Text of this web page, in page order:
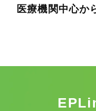
医療機関中心か